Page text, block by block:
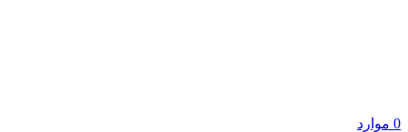
0 موارد